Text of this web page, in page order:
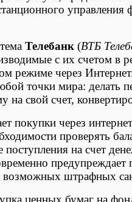
Телебанк (ВТБ
с их счетом в
режиме через
точки мира: делать
свой счет,
покупки через
проверять
поступления на счет
возможных штрафных
ценных бумаг на